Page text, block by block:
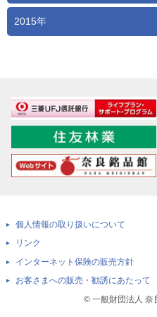
2015年
個人情報の取り扱いについて
リンク
インターネット保険の販売方針
お客さまへの販売・勧誘にあたって
© 一般財団法人 奈